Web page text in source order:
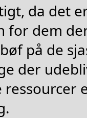
da det
for dem
på de
der